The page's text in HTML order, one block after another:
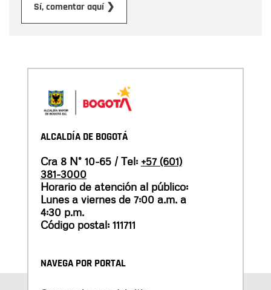
Sí, comentar aquí ❯
ALCALDÍA DE BOGOTÁ
Cra 8 N° 10-65 / Tel: +57 (601)
381-3000
Horario de atención al público:
Lunes a viernes de 7:00 a.m. a
4:30 p.m.
Código postal: 111711
NAVEGA POR PORTAL